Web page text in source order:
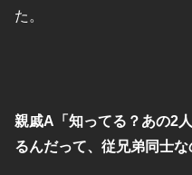
た。
親戚A「知ってる？あの2
るんだって、従兄弟同士な